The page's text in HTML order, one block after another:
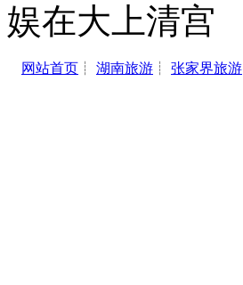
娱在大上清宫
网站首页 ┊ 湖南旅游 ┊ 张家界旅游